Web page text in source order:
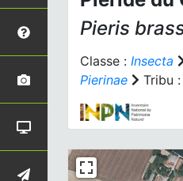
Pieris
Classe : Insecta
Pierinae
Tribu :